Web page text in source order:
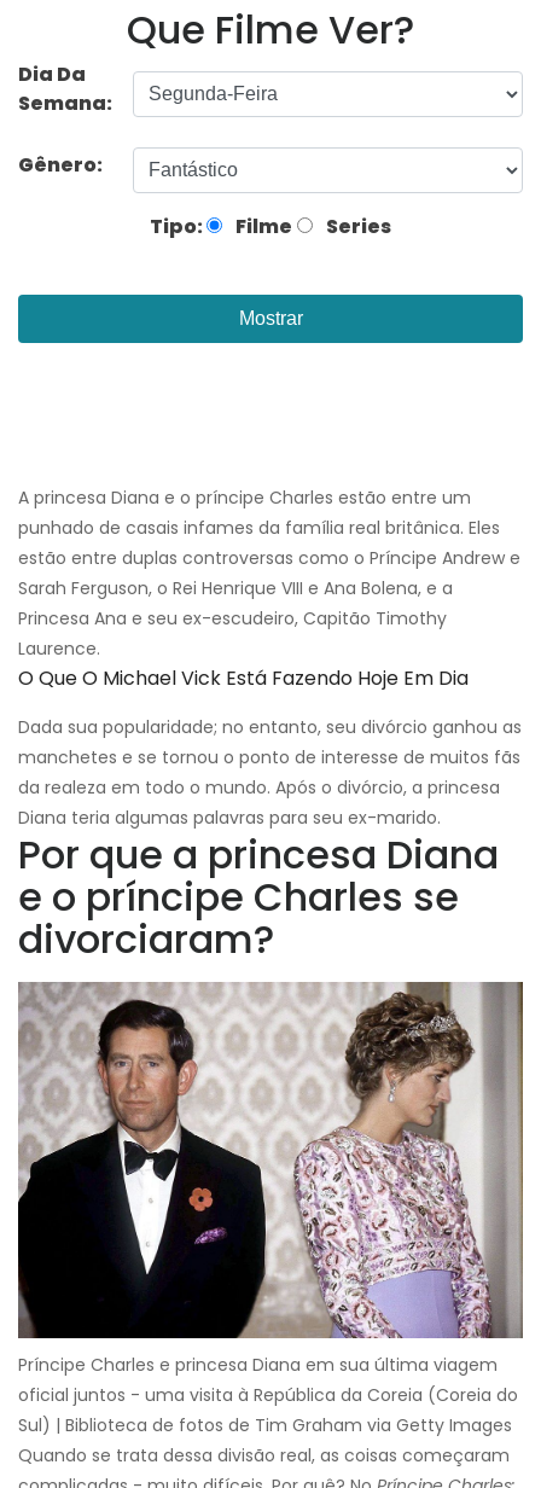
Que Filme Ver?
Dia Da
Semana:
Gênero:
Tipo: Filme Series
Mostrar
A princesa Diana e o príncipe Charles estão entre um
punhado de casais infames da família real britânica. Eles
estão entre duplas controversas como o Príncipe Andrew e
Sarah Ferguson, o Rei Henrique VIII e Ana Bolena, e a
Princesa Ana e seu ex-escudeiro, Capitão Timothy
Laurence.
O Que O Michael Vick Está Fazendo Hoje Em Dia
Dada sua popularidade; no entanto, seu divórcio ganhou as
manchetes e se tornou o ponto de interesse de muitos fãs
da realeza em todo o mundo. Após o divórcio, a princesa
Diana teria algumas palavras para seu ex-marido.
Por que a princesa Diana
e o príncipe Charles se
divorciaram?
Príncipe Charles e princesa Diana em sua última viagem
oficial juntos - uma visita à República da Coreia (Coreia do
Sul) | Biblioteca de fotos de Tim Graham via Getty Images
Quando se trata dessa divisão real, as coisas começaram